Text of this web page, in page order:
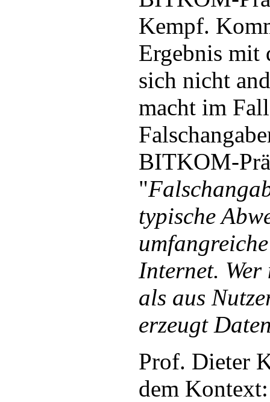
Kempf.
Ergebnis mit
sich nicht
macht im
BITKOM-
"
typische
Internet.
als aus
erzeugt
Prof. Dieter
dem